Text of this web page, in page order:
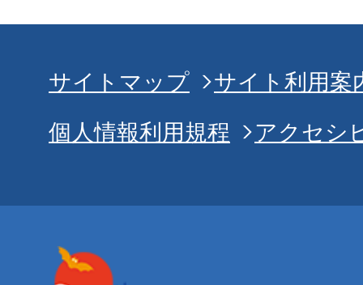
サイトマップ
サイト利用案
個人情報利用規程
アクセシ